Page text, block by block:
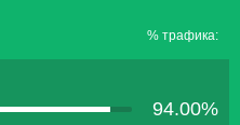
% трафика:
94.00%